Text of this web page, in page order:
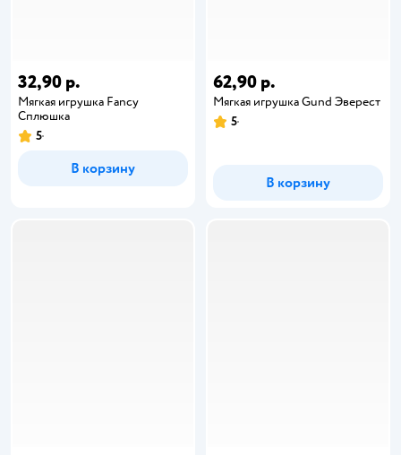
32,90 р.
Мягкая игрушка Fancy
Сплюшка
5
В корзину
62,90 р.
Мягкая игрушка Gund Эверест
5
В корзину